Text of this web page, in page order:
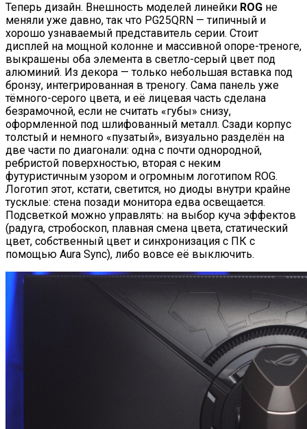
Теперь дизайн. Внешность моделей линейки ROG не
меняли уже давно, так что PG25QRN — типичный и
хорошо узнаваемый представитель серии. Стоит
дисплей на мощной колонне и массивной опоре-треноге,
выкрашены оба элемента в светло-серый цвет под
алюминий. Из декора — только небольшая вставка под
бронзу, интегрированная в треногу. Сама панель уже
тёмного-серого цвета, и её лицевая часть сделана
безрамочной, если не считать «губы» снизу,
оформленной под шлифованный металл. Сзади корпус
толстый и немного «пузатый», визуально разделён на
две части по диагонали: одна с почти однородной,
ребристой поверхностью, вторая с неким
футуристичным узором и огромным логотипом ROG.
Логотип этот, кстати, светится, но диоды внутри крайне
тусклые: стена позади монитора едва освещается.
Подсветкой можно управлять: на выбор куча эффектов
(радуга, стробоскоп, плавная смена цвета, статический
цвет, собственный цвет и синхронизация с ПК с
помощью Aura Sync), либо вовсе её выключить.